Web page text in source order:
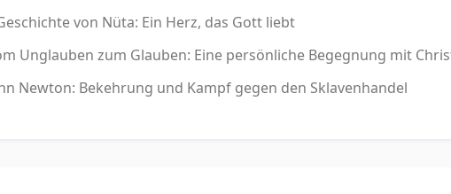
von Nüta: Ein Herz, das Gott liebt
Unglauben zum Glauben: Eine persönliche Begegnung mit
Newton: Bekehrung und Kampf gegen den Sklavenhandel